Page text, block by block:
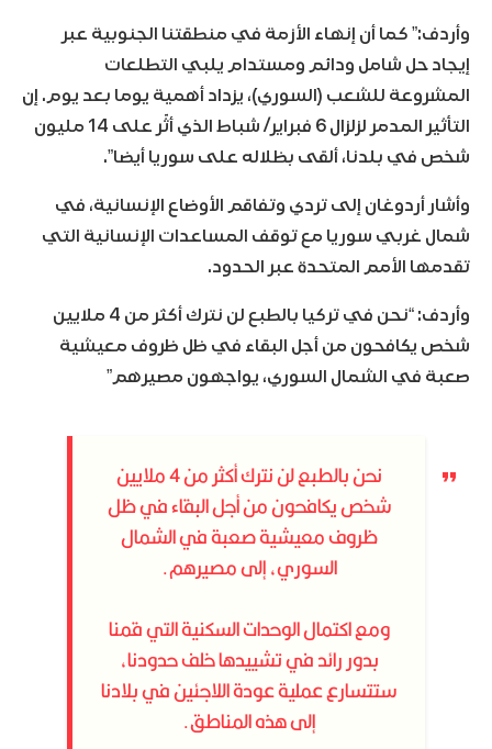
وأردف:” كما أن إنهاء الأزمة في منطقتنا الجنوبية عبر
إيجاد حل شامل ودائم ومستدام يلبي التطلعات
المشروعة للشعب (السوري)، يزداد أهمية يوما بعد يوم. إن
التأثير المدمر لزلزال 6 فبراير/ شباط الذي أثّر على 14 مليون
شخص في بلدنا، ألقى بظلاله على سوريا أيضا”.
وأشار أردوغان إلى تردي وتفاقم الأوضاع الإنسانية، في
شمال غربي سوريا مع توقف المساعدات الإنسانية التي
تقدمها الأمم المتحدة عبر الحدود.
وأردف: “نحن في تركيا بالطبع لن نترك أكثر من 4 ملايين
شخص يكافحون من أجل البقاء في ظل ظروف معيشية
صعبة في الشمال السوري، يواجهون مصيرهم”
نحن بالطبع لن نترك أكثر من 4 ملايين
شخص يكافحون من أجل البقاء في ظل
ظروف معيشية صعبة في الشمال
السوري، إلى مصيرهم.
ومع اكتمال الوحدات السكنية التي قمنا
بدور رائد في تشييدها خلف حدودنا،
ستتسارع عملية عودة اللاجئين في بلادنا
إلى هذه المناطق.